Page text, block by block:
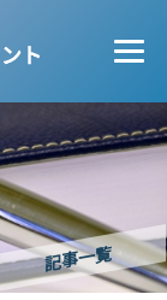
記事一覧